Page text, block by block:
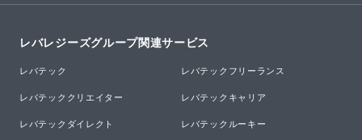
レバレジーズグループ関連サービス
レバテック レバテックフリーランス
レバテッククリエイター レバテックキャリア
レバテックダイレクト レバテックルーキー